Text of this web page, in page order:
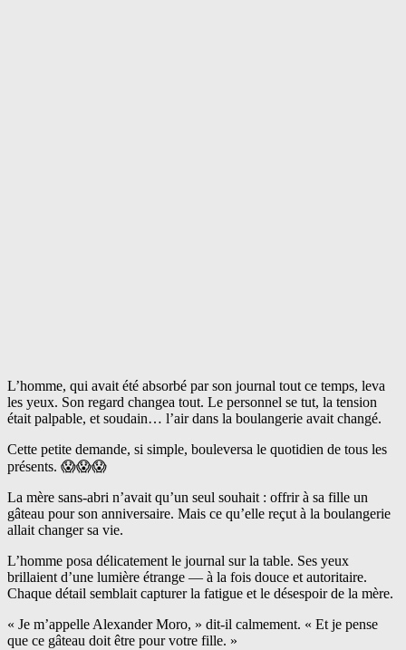
L’homme, qui avait été absorbé par son journal tout ce temps, leva
les yeux. Son regard changea tout. Le personnel se tut, la tension
était palpable, et soudain… l’air dans la boulangerie avait changé.
Cette petite demande, si simple, bouleversa le quotidien de tous les
présents. 😱😱😱
La mère sans-abri n’avait qu’un seul souhait : offrir à sa fille un
gâteau pour son anniversaire. Mais ce qu’elle reçut à la boulangerie
allait changer sa vie.
L’homme posa délicatement le journal sur la table. Ses yeux
brillaient d’une lumière étrange — à la fois douce et autoritaire.
Chaque détail semblait capturer la fatigue et le désespoir de la mère.
« Je m’appelle Alexander Moro, » dit-il calmement. « Et je pense
que ce gâteau doit être pour votre fille. »